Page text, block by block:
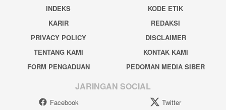
INDEKS
KODE ETIK
KARIR
REDAKSI
PRIVACY POLICY
DISCLAIMER
TENTANG KAMI
KONTAK KAMI
FORM PENGADUAN
PEDOMAN MEDIA SIBER
JARINGAN SOCIAL
Facebook Twitter